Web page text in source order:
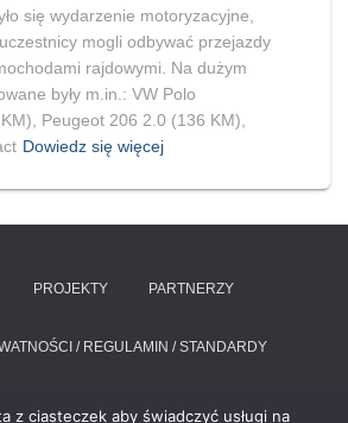
się wydarzenie motoryzacyjne,
mogli odbywać przejazdy
rajdowymi. Na dużym
były m.in.: VW Polo
Peugeot 206 2.0 (136 KM),
Dowiedz się więcej
PROJEKTY PARTNERZY
/ REGULAMIN / STANDARDY
z ciasteczek aby świadczyć usługi na